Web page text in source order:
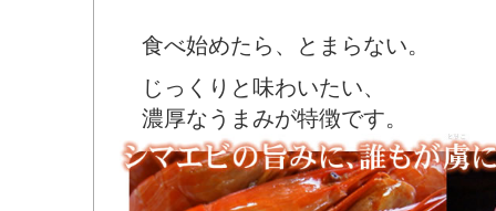
食べ始めたら、とまらない。
じっくりと味わいたい、
濃厚なうまみが特徴です。